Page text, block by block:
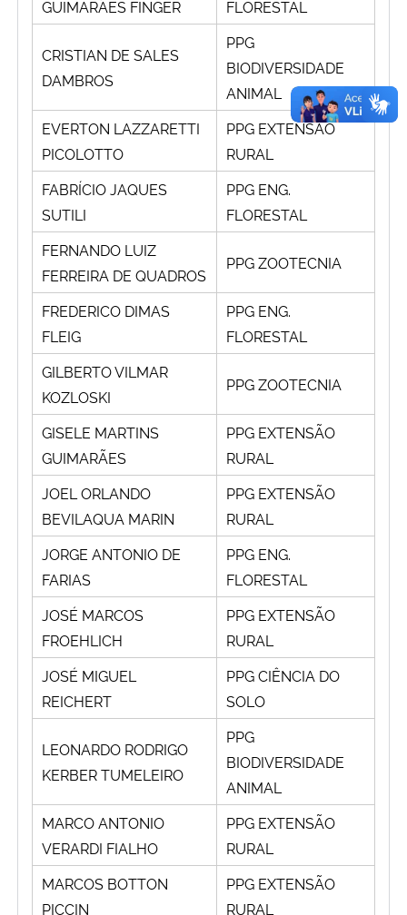
GUIMARÃES FINGER FLORESTAL
CRISTIAN DE SALES
DAMBROS
PPG
BIODIVERSIDADE
ANIMAL
EVERTON LAZZARETTI
PICOLOTTO
PPG EXTENSÃO
RURAL
FABRÍCIO JAQUES
SUTILI
PPG ENG.
FLORESTAL
FERNANDO LUIZ
FERREIRA DE QUADROS
PPG ZOOTECNIA
FREDERICO DIMAS
FLEIG
PPG ENG.
FLORESTAL
GILBERTO VILMAR
KOZLOSKI
PPG ZOOTECNIA
GISELE MARTINS
GUIMARÃES
PPG EXTENSÃO
RURAL
JOEL ORLANDO
BEVILAQUA MARIN
PPG EXTENSÃO
RURAL
JORGE ANTONIO DE
FARIAS
PPG ENG.
FLORESTAL
JOSÉ MARCOS
FROEHLICH
PPG EXTENSÃO
RURAL
JOSÉ MIGUEL
REICHERT
PPG CIÊNCIA DO
SOLO
LEONARDO RODRIGO
KERBER TUMELEIRO
PPG
BIODIVERSIDADE
ANIMAL
MARCO ANTONIO
VERARDI FIALHO
PPG EXTENSÃO
RURAL
MARCOS BOTTON
PICCIN
PPG EXTENSÃO
RURAL